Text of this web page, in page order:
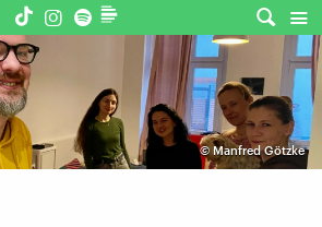
© Manfred Götzke